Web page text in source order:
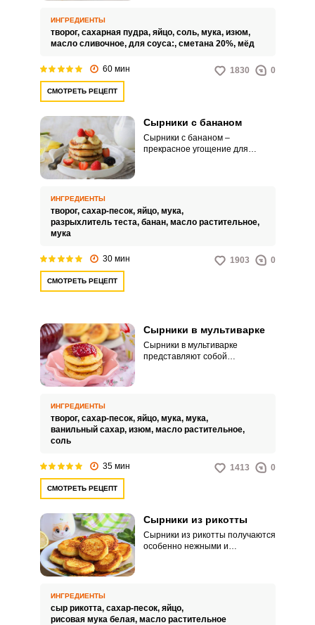
ИНГРЕДИЕНТЫ
творог, сахарная пудра, яйцо, соль, мука, изюм,
масло сливочное, для соуса:, сметана 20%, мёд
60 мин 1830 0
СМОТРЕТЬ РЕЦЕПТ
Сырники с бананом
Сырники с бананом –
прекрасное угощение для
ИНГРЕДИЕНТЫ
творог, сахар-песок, яйцо, мука,
разрыхлитель теста, банан, масло растительное,
мука
30 мин 1903 0
СМОТРЕТЬ РЕЦЕПТ
Сырники в мультиварке
Сырники в мультиварке
представляют собой
ИНГРЕДИЕНТЫ
творог, сахар-песок, яйцо, мука, мука,
ванильный сахар, изюм, масло растительное,
соль
35 мин 1413 0
СМОТРЕТЬ РЕЦЕПТ
Сырники из рикотты
Сырники из рикотты получаются
особенно нежными и
ИНГРЕДИЕНТЫ
сыр рикотта, сахар-песок, яйцо,
рисовая мука белая, масло растительное